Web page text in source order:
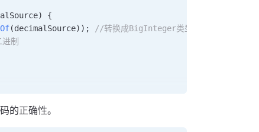
)
{
(decimalSource));
//转换成BigInteger类型，默认是十进制
制
的正确性。